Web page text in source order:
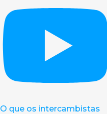
O que os intercambistas